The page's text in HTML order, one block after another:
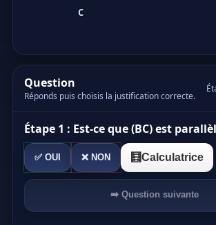
C
Question
Réponds puis choisis la justification correcte.
Étape 1 : Est-ce que (BC) est
✅ OUI ❌ NON 🧮Calculatrice
➡️ Question suivante